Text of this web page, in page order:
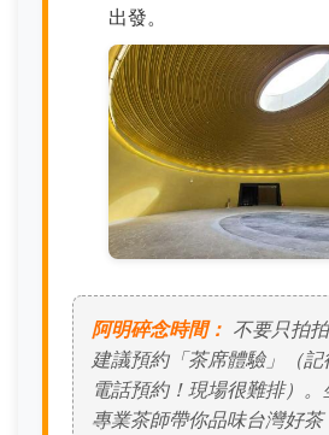
出發。
阿明碎念時間： 不要只拍
建議預約「茶席體驗」（
電話預約！現場很難排）。
專業茶師帶你品味台灣好